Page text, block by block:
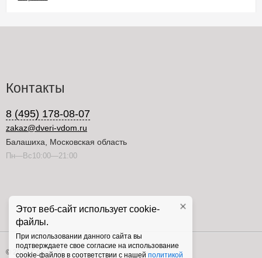
Контакты
8 (495) 178-08-07
zakaz@dveri-vdom.ru
Балашиха, Московская область
Пн—Вс10:00—21:00
Этот веб-сайт использует cookie-
файлы.
При использовании данного сайта вы
подтверждаете свое согласие на использование
cookie-файлов в соответствии с нашей политикой
© 2026 Copyright